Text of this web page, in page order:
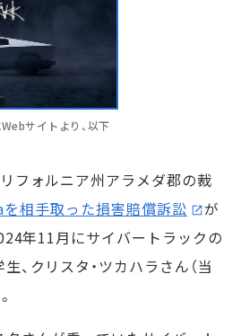
サイトより、以下
フォルニア州アラメダ郡の裁
相手取った損害賠償訴訟
が
年11月にサイバートラックの
、クリスタ・ツカハラさん（当